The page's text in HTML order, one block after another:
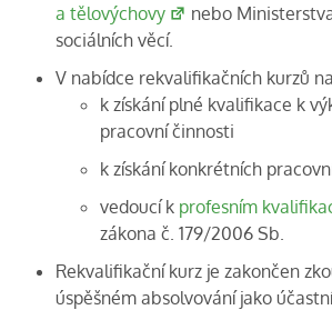
a tělovýchovy
nebo
sociálních věcí.
V nabídce rekvalifikačních kurzů
k získání plné kvalifikace k
pracovní činnosti
k získání konkrétních
vedoucí k profesním
zákona č. 179/2006 Sb.
Rekvalifikační kurz je zakončen
úspěšném absolvování jako